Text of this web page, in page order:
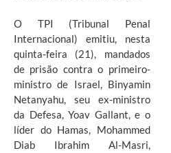
O TPI (Tribunal Penal
Internacional) emitiu, nesta
quinta-feira (21), mandados
de prisão contra o primeiro-
ministro de Israel, Binyamin
Netanyahu, seu ex-ministro
da Defesa, Yoav Gallant, e o
líder do Hamas, Mohammed
Diab Ibrahim Al-Masri,